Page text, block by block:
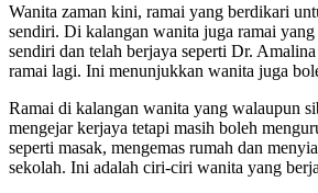
Wanita zaman kini, ramai yang berdikari
sendiri. Di kalangan wanita juga ramai
sendiri dan telah berjaya seperti Dr.
ramai lagi. Ini menunjukkan wanita juga
Ramai di kalangan wanita yang walaupun
mengejar kerjaya tetapi masih boleh
seperti masak, mengemas rumah dan
sekolah. Ini adalah ciri-ciri wanita yang